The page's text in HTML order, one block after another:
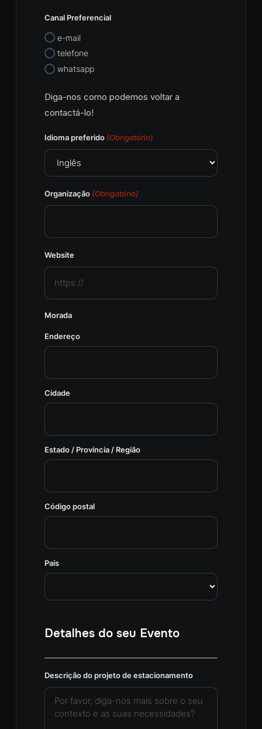
Canal Preferencial
e-mail
telefone
whatsapp
Diga-nos como podemos voltar a
contactá-lo!
Idioma preferido (Obrigatório)
Organização (Obrigatório)
Website
Morada
Endereço
Cidade
Estado / Província / Região
Código postal
País
Detalhes do seu Evento
Descrição do projeto de estacionamento